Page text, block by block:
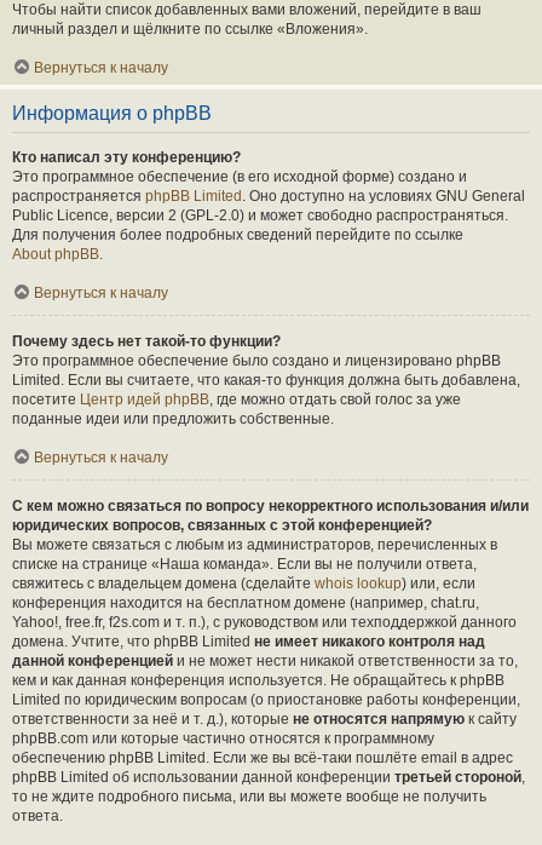
Чтобы найти список добавленных вами вложений, перейдите в ваш
личный раздел и щёлкните по ссылке «Вложения».
Вернуться к началу
Информация о phpBB
Кто написал эту конференцию?
Это программное обеспечение (в его исходной форме) создано и
распространяется phpBB Limited . Оно доступно на условиях GNU General
Public Licence, версии 2 (GPL-2.0) и может свободно распространяться.
Для получения более подробных сведений перейдите по ссылке
About phpBB.
Вернуться к началу
Почему здесь нет такой-то функции?
Это программное обеспечение было создано и лицензировано phpBB
Limited. Если вы считаете, что какая-то функция должна быть добавлена,
посетите Центр идей phpBB, где можно отдать свой голос за уже
поданные идеи или предложить собственные.
Вернуться к началу
С кем можно связаться по вопросу некорректного использования и/или
юридических вопросов, связанных с этой конференцией?
Вы можете связаться с любым из администраторов, перечисленных в
списке на странице «Наша команда». Если вы не получили ответа,
свяжитесь с владельцем домена (сделайте whois lookup) или, если
конференция находится на бесплатном домене (например, chat.ru,
Yahoo!, free.fr, f2s.com и т. п.), с руководством или техподдержкой данного
домена. Учтите, что phpBB Limited не имеет никакого контроля над
данной конференцией и не может нести никакой ответственности за то,
кем и как данная конференция используется. Не обращайтесь к phpBB
Limited по юридическим вопросам (о приостановке работы конференции,
ответственности за неё и т. д.), которые не относятся напрямую к сайту
phpBB.com или которые частично относятся к программному
обеспечению phpBB Limited. Если же вы всё-таки пошлёте email в адрес
phpBB Limited об использовании данной конференции третьей стороной,
то не ждите подробного письма, или вы можете вообще не получить
ответа.